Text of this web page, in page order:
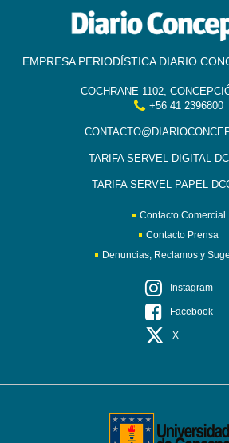
EMPRESA PERIODÍSTICA DIARIO
COCHRANE 1102,
+56 41 2396800
TARIFA SERVEL DIGITAL
TARIFA SERVEL PAPEL
Contacto Comercial
Contacto Prensa
Denuncias, Reclamos y
Instagram
Facebook
X